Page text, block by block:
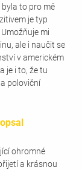
byla to pro mě
je typ
mi
ale i naučit se
v americkém
je i to, že tu
poloviční
ohromné
a krásnou